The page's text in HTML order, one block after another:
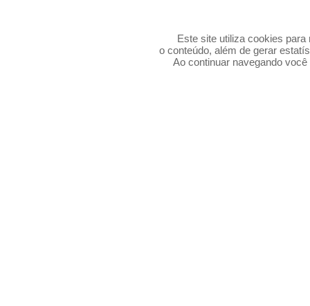
Este site utiliza cookies
o conteúdo, além de gerar
Ao continuar navegando